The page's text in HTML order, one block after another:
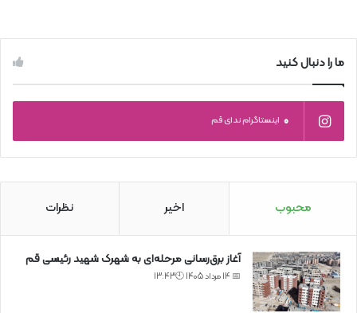
ما را دنبال کنید
0 اینستاگرام ندای قم
محبوب اخیر نظرات
آغاز برق‌رسانی مرحله‌ای به شهرک شهید رئیسی قم
📅 14 مرداد 1405 🕙13:43